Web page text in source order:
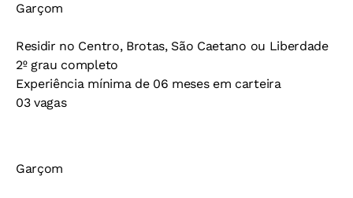
Garçom
Residir no Centro, Brotas, São Caetano ou Liberdade
2º grau completo
Experiência mínima de 06 meses em carteira
03 vagas
Garçom